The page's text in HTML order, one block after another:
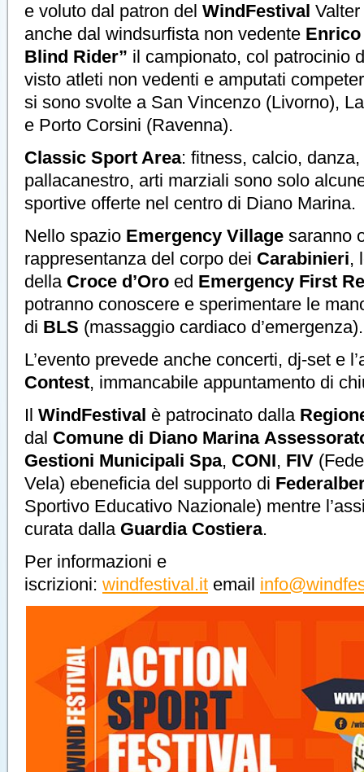
e voluto dal patron del WindFestival
anche dal windsurfista non vedente
Blind Rider” il campionato, col patrocinio
visto atleti non vedenti e amputati
si sono svolte a San Vincenzo (Livorno),
e Porto Corsini (Ravenna).
Classic Sport Area: fitness, calcio,
pallacanestro, arti marziali sono solo
sportive offerte nel centro di Diano Marina.
Nello spazio Emergency Village saranno
rappresentanza del corpo dei Carabinieri,
della Croce d’Oro ed Emergency First
potranno conoscere e sperimentare le
di BLS (massaggio cardiaco d’emergenza).
L’evento prevede anche concerti, dj-set e
Contest, immancabile appuntamento di
Il WindFestival è patrocinato dalla
dal Comune di Diano Marina
Gestioni Municipali Spa, CONI, FIV
Vela) ebeneficia del supporto di
Sportivo Educativo Nazionale) mentre
curata dalla Guardia Costiera.
Per informazioni e
iscrizioni: windfestival.it email